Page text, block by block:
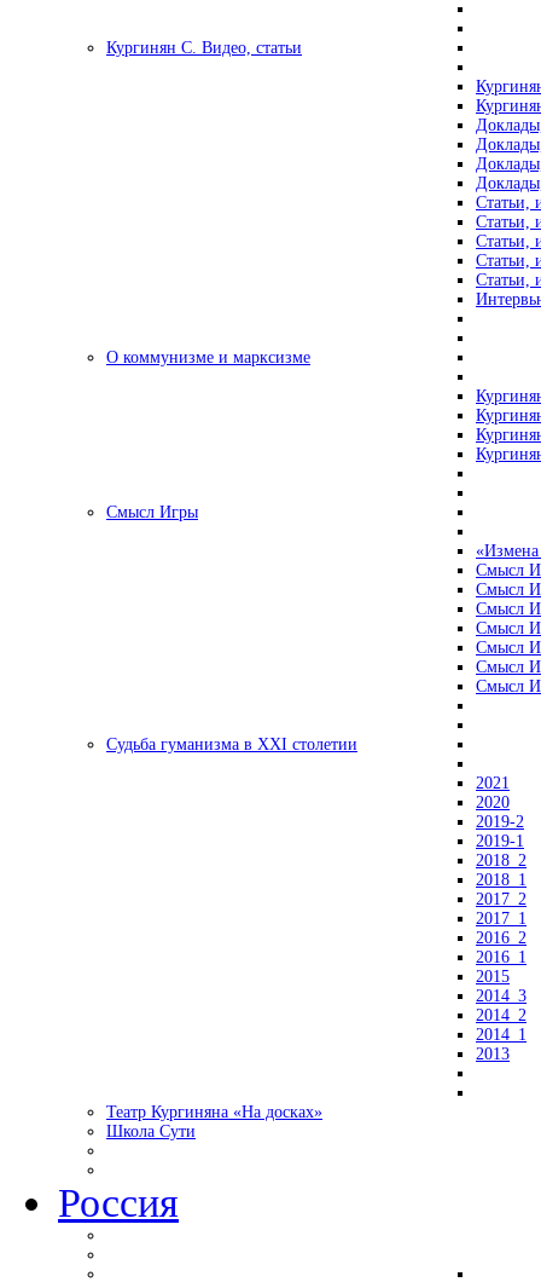
Кургинян С. Видео, статьи
Статьи,
Статьи,
Статьи,
Статьи,
Статьи,
О коммунизме и марксизме
Смысл Игры
«Измена
Смысл
Смысл
Смысл
Смысл
Смысл
Смысл
Смысл
Судьба гуманизма в XXI столетии
2021
2020
2019-2
2019-1
2018_2
2018_1
2017_2
2017_1
2016_2
2016_1
2015
2014_3
2014_2
2014_1
2013
Театр Кургиняна «На досках»
Школа Сути
Россия